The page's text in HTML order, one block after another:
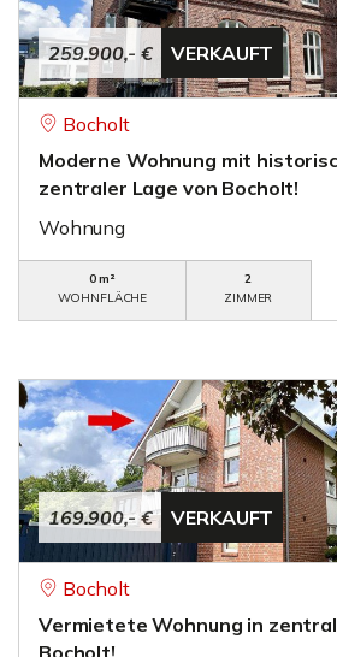
259.900,- € VERKAUFT
Bocholt
Moderne Wohnung mit
zentraler Lage von Bocholt!
Wohnung
0 m²
WOHNFLÄCHE
2
ZIMMER
169.900,- € VERKAUFT
Bocholt
Vermietete Wohnung in
Bocholt!